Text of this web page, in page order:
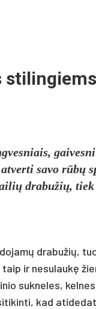
savo rūbų
drabužių,
drabužių,
ir nesulaukę
sukneles,
kad